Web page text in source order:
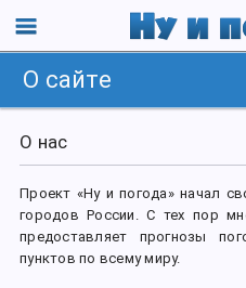
О сайте
О нас
Проект «Ну и погода» начал
городов России. С тех пор
предоставляет прогнозы
пунктов по всему миру.